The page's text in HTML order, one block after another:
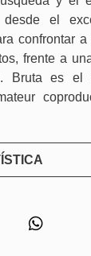
desde el
confrontar
frente a
Bruta es